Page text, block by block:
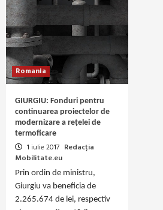
Romania
GIURGIU: Fonduri pentru
continuarea proiectelor de
modernizare a rețelei de
termoficare
1 iulie 2017 Redacția
Mobilitate.eu
Prin ordin de ministru,
Giurgiu va beneficia de
2.265.674 de lei, respectiv